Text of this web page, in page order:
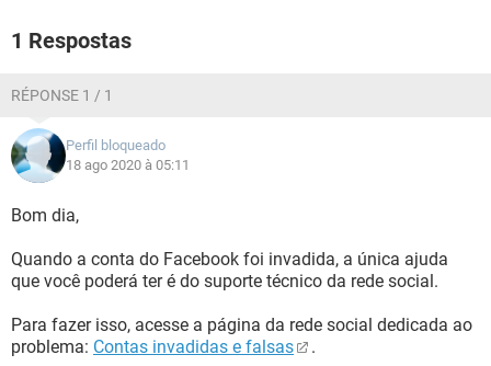
1 Respostas
RÉPONSE 1 / 1
Perfil bloqueado
18 ago 2020 à 05:11
Bom dia,
Quando a conta do Facebook foi invadida, a única ajuda
que você poderá ter é do suporte técnico da rede social.
Para fazer isso, acesse a página da rede social dedicada ao
problema: Contas invadidas e falsas .